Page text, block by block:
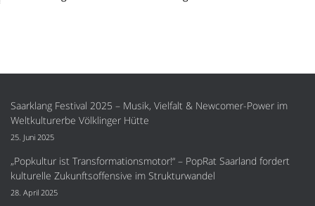
Saarklang Festival 2025 – Musik, Vielfalt & Newcomer-Power im
Weltkulturerbe Völklinger Hütte
25. Juni 2025
„Popkultur ist Transformationsmotor!“ – PopRat Saarland fordert
kulturelle Zukunftsoffensive im Strukturwandel
28. April 2025